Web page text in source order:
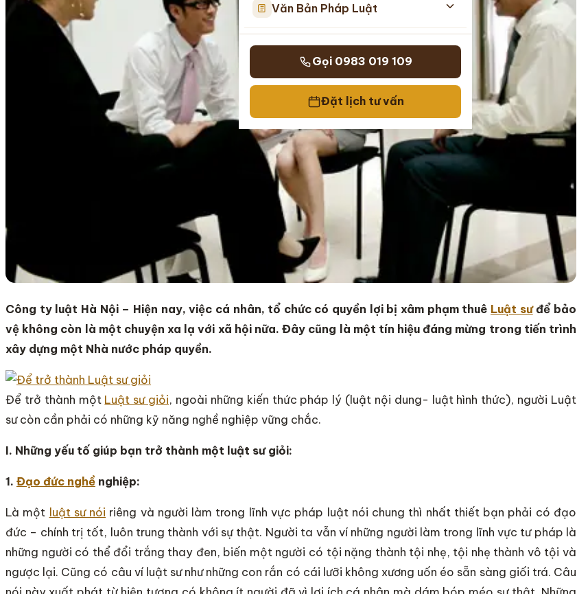
Văn Bản Pháp Luật
Gọi 0983 019 109
Đặt lịch tư vấn
Công ty luật Hà Nội – Hiện nay, việc cá nhân, tổ chức có quyền lợi bị xâm phạm thuê Luật sưđể bảo
vệ không còn là một chuyện xa lạ với xã hội nữa. Đây cũng là một tín hiệu đáng mừng trong tiến trình
xây dựng một Nhà nước pháp quyền.
Để trở thành một Luật sư giỏi, ngoài những kiến thức pháp lý (luật nội dung- luật hình thức), người Luật
sư còn cần phải có những kỹ năng nghề nghiệp vững chắc.
I. Những yếu tố giúp bạn trở thành một luật sư giỏi:
1. Đạo đức nghề nghiệp:
Là một luật sư nói riêng và người làm trong lĩnh vực pháp luật nói chung thì nhất thiết bạn phải có đạo
đức – chính trị tốt, luôn trung thành với sự thật. Người ta vẫn ví những người làm trong lĩnh vực tư pháp là
những người có thể đổi trắng thay đen, biến một người có tội nặng thành tội nhẹ, tội nhẹ thành vô tội và
ngược lại. Cũng có câu ví luật sư như những con rắn có cái lưỡi không xương uốn éo sẵn sàng giối trá. Câu